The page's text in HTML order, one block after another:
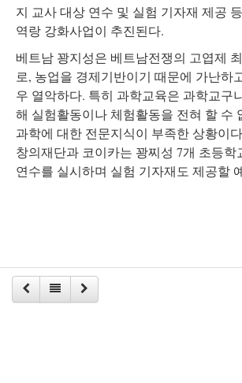
지 교사 대상 연수 및 실험 기자재 제공
역랑 강화사업이 추진된다.
베트남 꽝지성은 베트남전쟁의 고엽제
로, 농업을 경제기반이기 때문에 가난하
우 열악하다. 특히 과학교육은 과학교구
해 실험활동이나 체험활동을 전혀 할 수
과학에 대한 전문지식이 부족한 상황이
창의재단과 코이카는 꽝찌성 7개 초등학
연수를 실시하며 실험 기자재도 제공할